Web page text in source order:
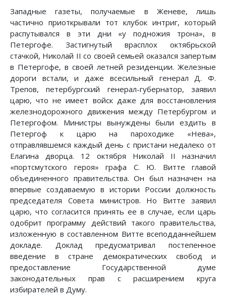
Западные газеты, получаемые в Женеве, лишь
частично приоткрывали тот клубок интриг, который
распутывался в эти дни «у подножия трона», в
Петергофе. Застигнутый врасплох октябрьской
стачкой, Николай II со своей семьей оказался запертым
в Петергофе, в своей летней резиденции. Железные
дороги встали, и даже всесильный генерал Д. Ф.
Трепов, петербургский генерал-губернатор, заявил
царю, что не имеет войск даже для восстановления
железнодорожного движения между Петербургом и
Петергофом. Министры вынуждены были ездить в
Петергоф к царю на пароходике «Нева»,
отправлявшемся каждый день с пристани недалеко от
Елагина дворца. 12 октября Николай II назначил
«портсмутского героя» графа С. Ю. Витте главой
объединенного правительства. Он был назначен на
впервые создаваемую в истории России должность
председателя Совета министров. Но Витте заявил
царю, что согласится принять ее в случае, если царь
одобрит программу действий такого правительства,
изложенную в составленном Витте всеподданнейшем
докладе. Доклад предусматривал постепенное
введение в стране демократических свобод и
предоставление Государственной думе
законодательных прав с расширением круга
избирателей в Думу.